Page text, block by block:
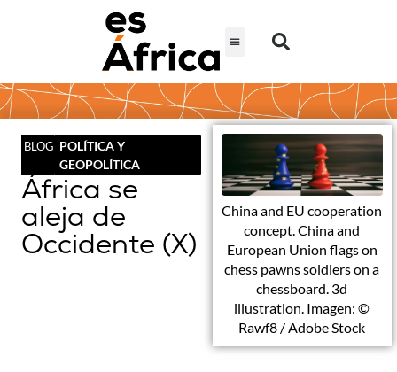
BLOG POLÍTICA Y
GEOPOLÍTICA
África se
aleja de
Occidente (X)
China and EU cooperation
concept. China and
European Union flags on
chess pawns soldiers on a
chessboard. 3d
illustration. Imagen: ©
Rawf8 / Adobe Stock